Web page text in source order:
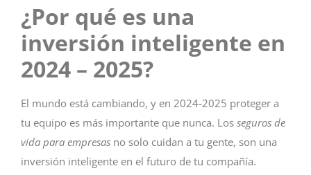
¿Por qué es una
inversión inteligente en
2024 – 2025?
El mundo está cambiando, y en 2024-2025 proteger a
tu equipo es más importante que nunca. Los seguros de
vida para empresas no solo cuidan a tu gente, son una
inversión inteligente en el futuro de tu compañía.